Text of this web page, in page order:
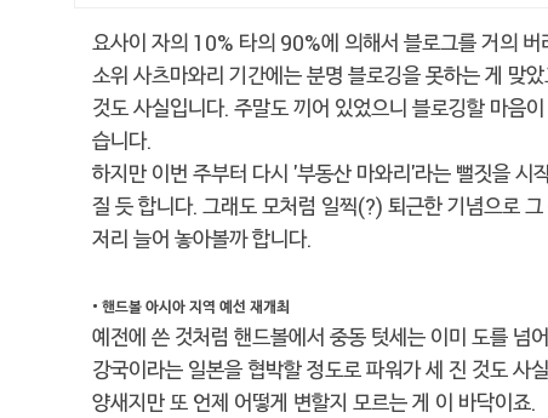
요사이 자의 10% 타의 90%에 의해서 블로그를 거의 버
소위 사츠마와리 기간에는 분명 블로깅을 못하는 게 맞
것도 사실입니다. 주말도 끼어 있었으니 블로깅할 마음
습니다.
하지만 이번 주부터 다시 '부동산 마와리'라는 뻘짓을 시
질 듯 합니다. 그래도 모처럼 일찍(?) 퇴근한 기념으로
저리 늘어 놓아볼까 합니다.
• 핸드볼 아시아 지역 예선 재개최
예전에 쓴 것처럼 핸드볼에서 중동 텃세는 이미 도를 넘
강국이라는 일본을 협박할 정도로 파워가 세 진 것도 사
양새지만 또 언제 어떻게 변할지 모르는 게 이 바닥이죠.